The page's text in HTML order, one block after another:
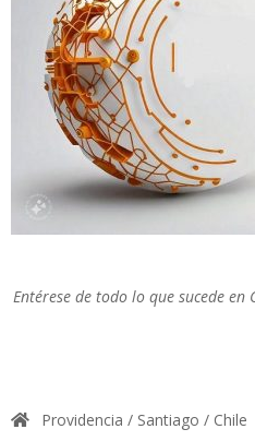
Entérese de todo lo que sucede
Providencia / Santiago / Chile